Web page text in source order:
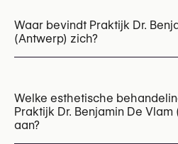
Waar bevindt Praktijk Dr.
(Antwerp) zich?
Welke esthetische
Praktijk Dr. Benjamin De Vlam
aan?